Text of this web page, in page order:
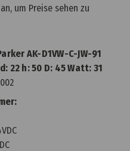
um Preise sehen zu
AK-D1VW-C-JW-91
22 h: 50 D: 45 Watt: 31